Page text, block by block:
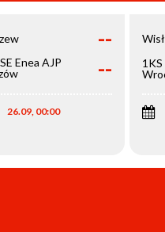
--
Enea AJP
--
26.09, 00:00
1KS